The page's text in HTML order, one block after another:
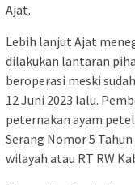
Ajat.
Lebih lanjut Ajat
dilakukan lantaran
beroperasi meski
12 Juni 2023 lalu.
peternakan ayam
Serang Nomor 5
wilayah atau RT RW